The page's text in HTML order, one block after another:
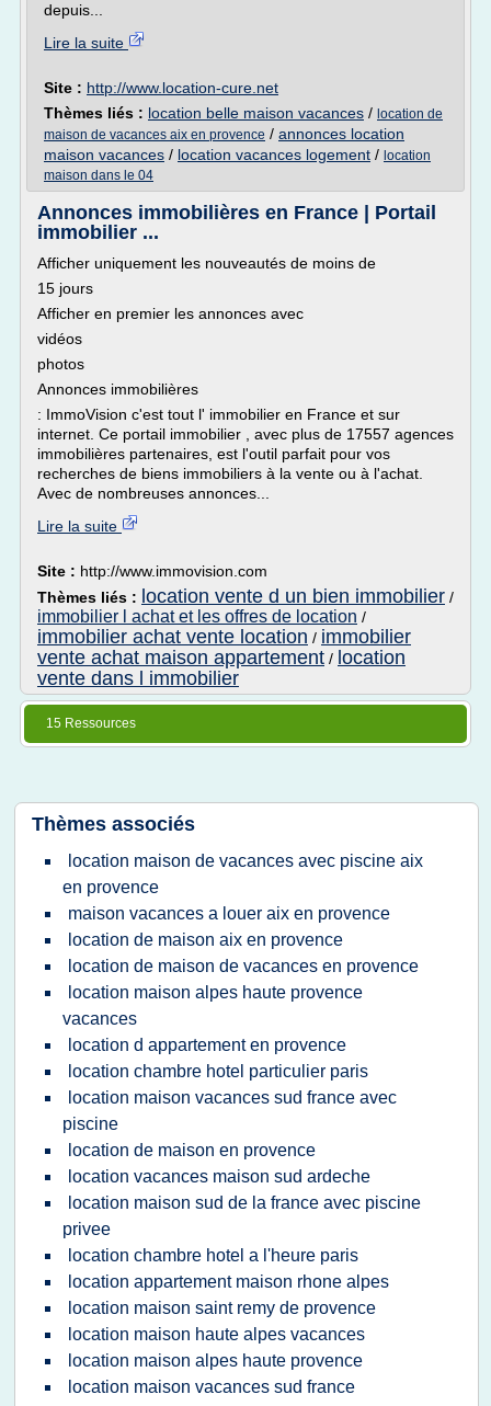
depuis...
Lire la suite
Site : http://www.location-cure.net
Thèmes liés : location belle maison vacances / location de
maison de vacances aix en provence / annonces location
maison vacances / location vacances logement / location
maison dans le 04
Annonces immobilières en France | Portail
immobilier ...
Afficher uniquement les nouveautés de moins de
15 jours
Afficher en premier les annonces avec
vidéos
photos
Annonces immobilières
: ImmoVision c'est tout l' immobilier en France et sur
internet. Ce portail immobilier , avec plus de 17557 agences
immobilières partenaires, est l'outil parfait pour vos
recherches de biens immobiliers à la vente ou à l'achat.
Avec de nombreuses annonces...
Lire la suite
Site : http://www.immovision.com
Thèmes liés : location vente d un bien immobilier /
immobilier l achat et les offres de location /
immobilier achat vente location / immobilier
vente achat maison appartement / location
vente dans l immobilier
15 Ressources
Thèmes associés
location maison de vacances avec piscine aix
en provence
maison vacances a louer aix en provence
location de maison aix en provence
location de maison de vacances en provence
location maison alpes haute provence
vacances
location d appartement en provence
location chambre hotel particulier paris
location maison vacances sud france avec
piscine
location de maison en provence
location vacances maison sud ardeche
location maison sud de la france avec piscine
privee
location chambre hotel a l'heure paris
location appartement maison rhone alpes
location maison saint remy de provence
location maison haute alpes vacances
location maison alpes haute provence
location maison vacances sud france